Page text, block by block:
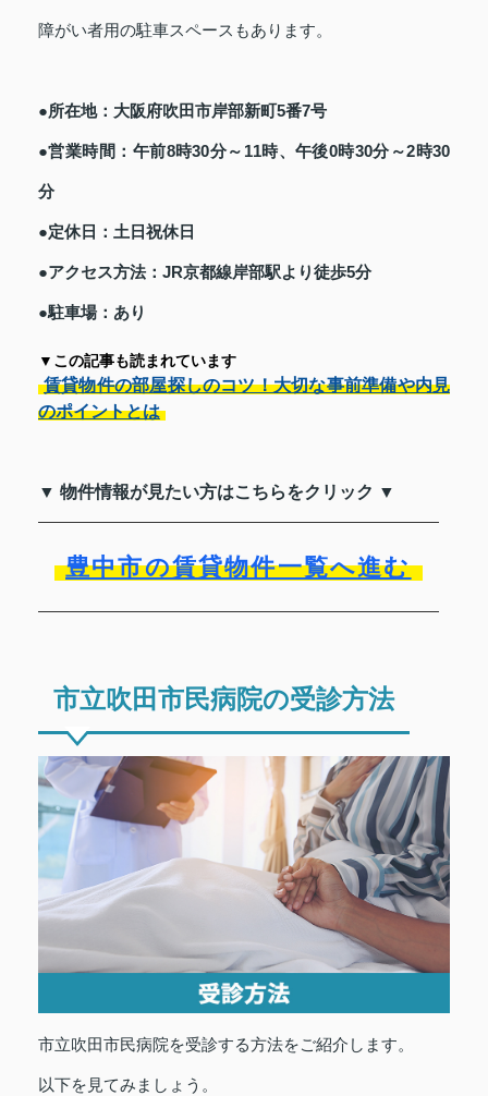
障がい者用の駐車スペースもあります。
●所在地：大阪府吹田市岸部新町5番7号
●営業時間：午前8時30分～11時、午後0時30分～2時30
分
●定休日：土日祝休日
●アクセス方法：JR京都線岸部駅より徒歩5分
●駐車場：あり
▼この記事も読まれています
賃貸物件の部屋探しのコツ！大切な事前準備や内見
のポイントとは
▼ 物件情報が見たい方はこちらをクリック ▼
豊中市の賃貸物件一覧へ進む
市立吹田市民病院の受診方法
市立吹田市民病院を受診する方法をご紹介します。
以下を見てみましょう。